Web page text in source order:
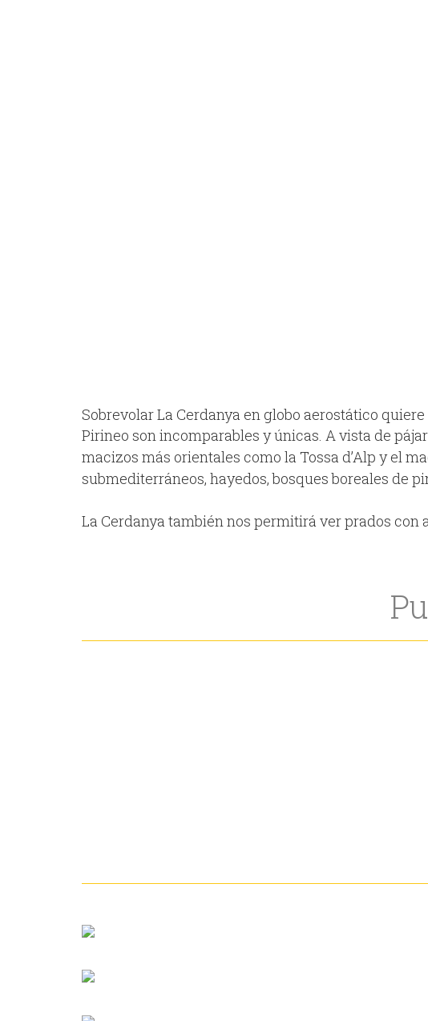
Sobrevolar La Cerdanya en globo aerostático
Pirineo son incomparables y únicas. A vista de
macizos más orientales como la Tossa d’Alp y el
submediterráneos, hayedos, bosques boreales de
La Cerdanya también nos permitirá ver prados con